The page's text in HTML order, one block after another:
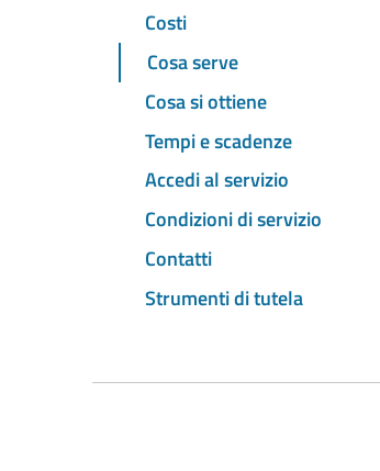
Costi
Cosa serve
Cosa si ottiene
Tempi e scadenze
Accedi al servizio
Condizioni di servizio
Contatti
Strumenti di tutela